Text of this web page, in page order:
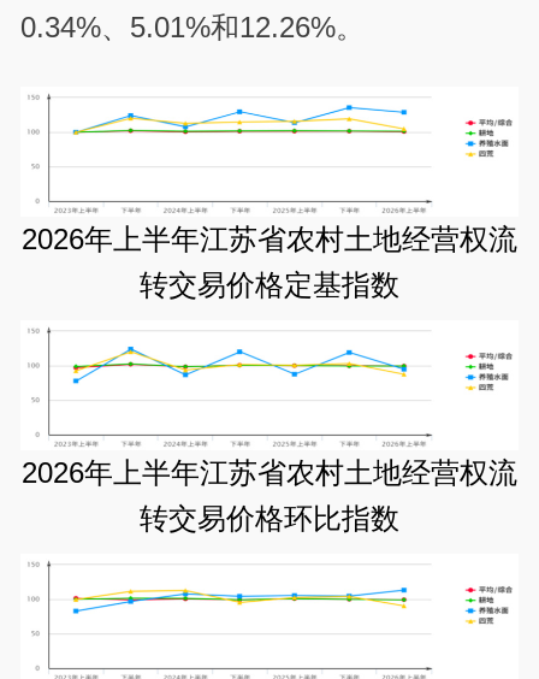
0.34%、5.01%和12.26%。
2026年上半年江苏省农村土地经营权流
转交易价格定基指数
2026年上半年江苏省农村土地经营权流
转交易价格环比指数